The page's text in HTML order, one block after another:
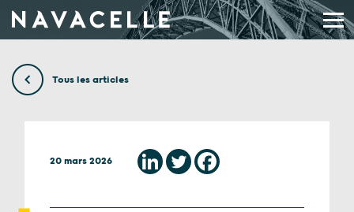
Tous les articles
20 mars 2026